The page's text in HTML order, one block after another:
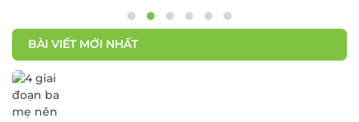
BÀI VIẾT MỚI NHẤT